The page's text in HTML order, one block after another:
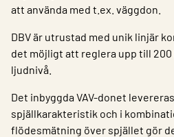
Choose languge
Sweden
att använda med t.ex. väggdon.
DBV är utrustad med unik linjär
det möjligt att reglera upp till
ljudnivå.
Det inbyggda VAV-donet
spjällkarakteristik och i
flödesmätning över spjället gör